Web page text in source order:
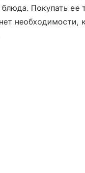
блюда. Покупать ее
необходимости,